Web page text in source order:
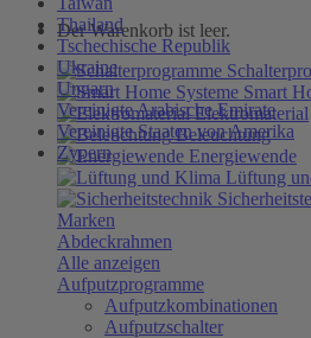
Thailand
Tschechische Republik
Ukraine
Ungarn
Vereinigte Arabische Emirate
Vereinigte Staaten von Amerika
Zypern
Der Warenkorb ist leer.
Smart
Elektromaterial
Beleuchtung
Energiewende
Lüftung
Marken
Abdeckrahmen
Alle anzeigen
Aufputzprogramme
Aufputzkombinationen
Aufputzschalter